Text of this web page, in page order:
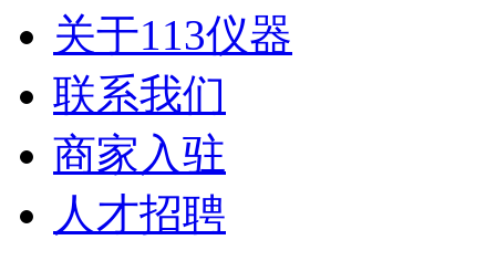
关于113仪器
联系我们
商家入驻
人才招聘